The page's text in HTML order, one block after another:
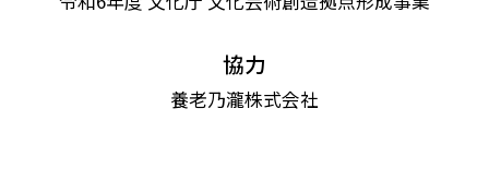
協力
養老乃瀧株式会社